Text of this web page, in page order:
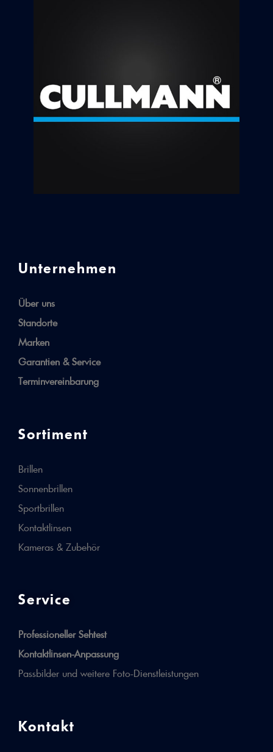
Unternehmen
Über uns
Standorte
Marken
Garantien & Service
Terminvereinbarung
Sortiment
Brillen
Sonnenbrillen
Sportbrillen
Kontaktlinsen
Kameras & Zubehör
Service
Professioneller Sehtest
Kontaktlinsen-Anpassung
Passbilder und weitere Foto-Dienstleistungen
Kontakt